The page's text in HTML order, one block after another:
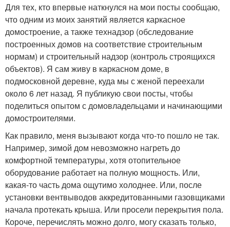
Для тех, кто впервые наткнулся на мои посты сообщаю,
что одним из моих занятий является каркасное
домостроение, а также технадзор (обследование
построенных домов на соответствие строительным
нормам) и строительный надзор (контроль строящихся
объектов). Я сам живу в каркасном доме, в
подмосковной деревне, куда мы с женой переехали
около 6 лет назад. Я публикую свои посты, чтобы
поделиться опытом с домовладельцами и начинающими
домостроителями.
Как правило, меня вызывают когда что-то пошло не так.
Например, зимой дом невозможно нагреть до
комфортной температуры, хотя отопительное
оборудование работает на полную мощность. Или,
какая-то часть дома ощутимо холоднее. Или, после
установки вентвыводов аккредитованными газовщиками
начала протекать крыша. Или просели перекрытия пола.
Короче, перечислять можно долго, могу сказать только,